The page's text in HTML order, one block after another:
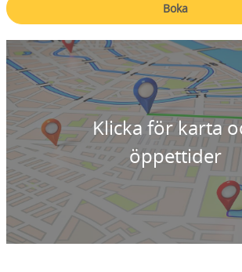
Boka
Klicka för karta
öppettider